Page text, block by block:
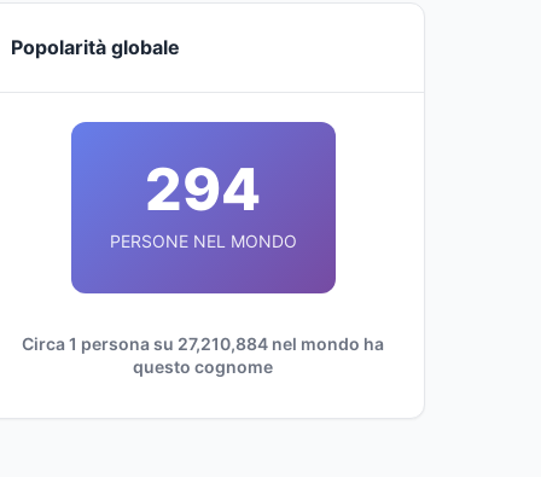
Popolarità globale
294
PERSONE NEL MONDO
Circa 1 persona su 27,210,884 nel mondo ha
questo cognome